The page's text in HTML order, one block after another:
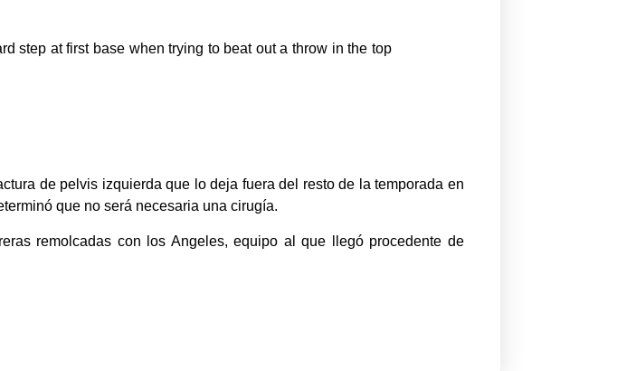
step at first base when trying to beat out a throw in the top
de pelvis izquierda que lo deja fuera del resto de la temporada en
que no será necesaria una cirugía.
remolcadas con los Angeles, equipo al que llegó procedente de